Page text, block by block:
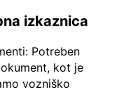
izkaznica
Potreben
kot je
vozniško